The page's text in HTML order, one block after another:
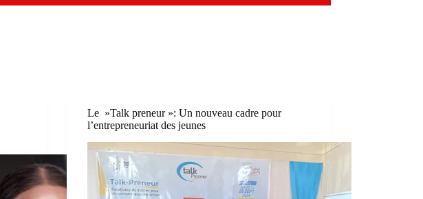
Le »Talk preneur »: Un nouveau cadre pour
l’entrepreneuriat des jeunes